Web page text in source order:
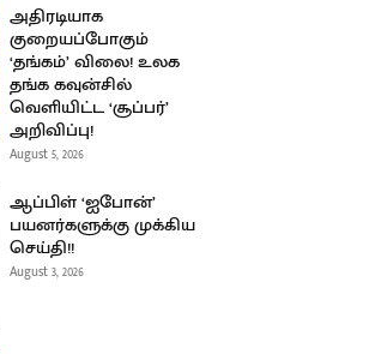
அதிரடியாக
குறையப்போகும்
‘தங்கம்’ விலை! உலக
தங்க கவுன்சில்
வெளியிட்ட ‘சூப்பர்’
அறிவிப்பு!
August 5, 2026
ஆப்பிள் ‘ஐபோன்’
பயனர்களுக்கு முக்கிய
செய்தி!!
August 3, 2026